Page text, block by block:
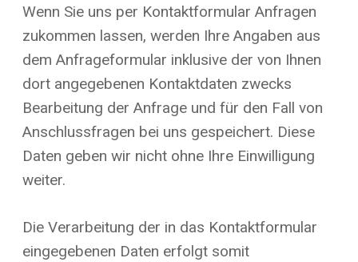
Wenn Sie uns per Kontaktformular Anfragen
zukommen lassen, werden Ihre Angaben aus
dem Anfrageformular inklusive der von Ihnen
dort angegebenen Kontaktdaten zwecks
Bearbeitung der Anfrage und für den Fall von
Anschlussfragen bei uns gespeichert. Diese
Daten geben wir nicht ohne Ihre Einwilligung
weiter.
Die Verarbeitung der in das Kontaktformular
eingegebenen Daten erfolgt somit